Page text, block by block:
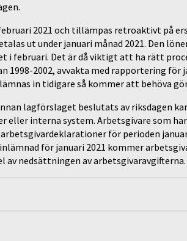
2021 och tillämpas retroaktivt på
ut under januari månad 2021. Den
i februari. Det är då viktigt att ha rätt
1998-2002, avvakta med rapportering
in tidigare så kommer att behöva
lagförslaget beslutats av riksdagen
interna system. Arbetsgivare som
för perioden
för januari 2021 kommer
nedsättningen av arbetsgivaravgifterna.